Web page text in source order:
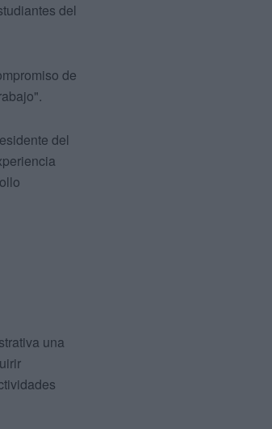
del
de
del
una